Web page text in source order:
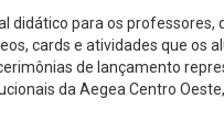
para os
cards e atividades que
de lançamento
da Aegea Centro